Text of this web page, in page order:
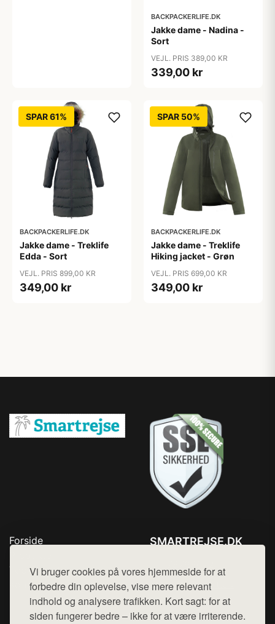
Vi bruger cookies på vores hjemmeside for at
forbedre din oplevelse, vise mere relevant
indhold og analysere trafikken. Kort sagt: for at
siden fungerer bedre – ikke for at være irriterende.
BACKPACKERLIFE.DK
Jakke dame - Nadina -
Sort
VEJL. PRIS 389,00 KR
339,00 kr
SPAR 61%
BACKPACKERLIFE.DK
Jakke dame - Treklife
Edda - Sort
VEJL. PRIS 899,00 KR
349,00 kr
SPAR 50%
BACKPACKERLIFE.DK
Jakke dame - Treklife
Hiking jacket - Grøn
VEJL. PRIS 699,00 KR
349,00 kr
Forside
Top Rabatter
Kontakt
SMARTREJSE.DK
Mail: hej@want.dk
Cookie- og privatlivspolitik